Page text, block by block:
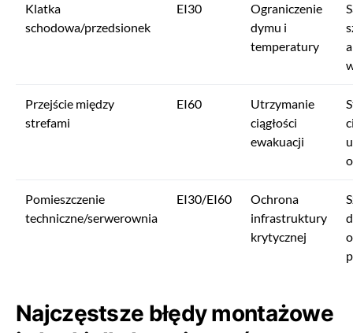
Klatka
schodowa/przedsionek
EI30
Ograniczenie
dymu i
temperatury
Przejście między
strefami
EI60
Utrzymanie
ciągłości
ewakuacji
Pomieszczenie
techniczne/serwerownia
EI30/EI60
Ochrona
infrastruktury
krytycznej
Najczęstsze błędy montażowe